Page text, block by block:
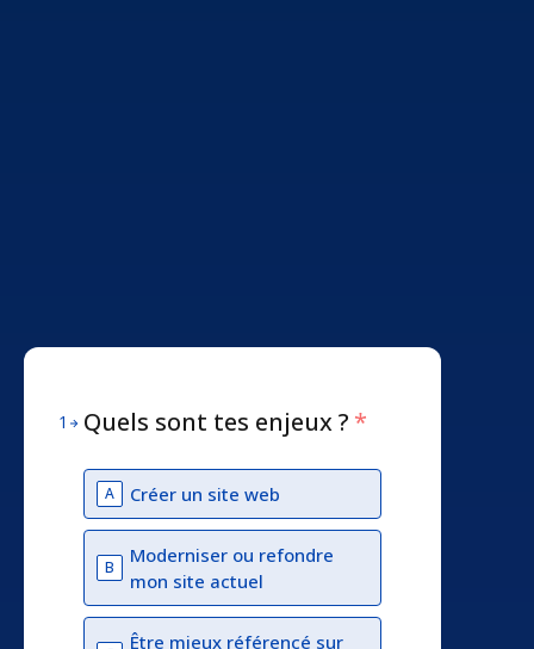
1 Quels sont tes enjeux ? *
A Créer un site web
B
Moderniser ou refondre
mon site actuel
Être mieux référencé sur